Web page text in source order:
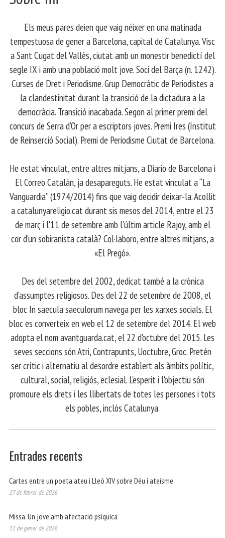
Els meus pares deien que vaig néixer en una matinada
tempestuosa de gener a Barcelona, capital de Catalunya. Visc
a Sant Cugat del Vallès, ciutat amb un monestir benedictí del
segle IX i amb una població molt jove. Soci del Barça (n. 1242).
Curses de Dret i Periodisme. Grup Democràtic de Periodistes a
la clandestinitat durant la transició de la dictadura a la
democràcia. Transició inacabada. Segon al primer premi del
concurs de Serra d’Or per a escriptors joves. Premi Ires (Institut
de Reinserció Social). Premi de Periodisme Ciutat de Barcelona.
​ He estat vinculat, entre altres mitjans, a Diario de Barcelona i
El Correo Catalán, ja desapareguts. He estat vinculat a “La
Vanguardia” (1974/2014) fins que vaig decidir deixar-la. Acollit
a catalunyareligio.cat durant sis mesos del 2014, entre el 23
de març i l'11 de setembre amb l'últim article Rajoy, amb el
cor d'un sobiranista català? Col·laboro, entre altres mitjans, a
«El Pregó».
​ Des del setembre del 2002, dedicat també a la crònica
d'assumptes religiosos. Des del 22 de setembre de 2008, el
bloc In saecula saeculorum navega per les xarxes socials. El
bloc es converteix en web el 12 de setembre del 2014. El web
adopta el nom avantguarda.cat, el 22 d'octubre del 2015. Les
seves seccions són Atri, Contrapunts, Uoctubre, Groc. Pretén
ser crític i alternatiu al desordre establert als àmbits polític,
cultural, social, religiós, eclesial. L'esperit i l'objectiu són
promoure els drets i les llibertats de totes les persones i tots
els pobles, inclòs Catalunya.
Entrades recents
Cartes entre un poeta ateu i Lleó XIV sobre Déu i ateísme
27 de febrer de 2026
Missa. Un jove amb afectació psíquica
11 de gener de 2026